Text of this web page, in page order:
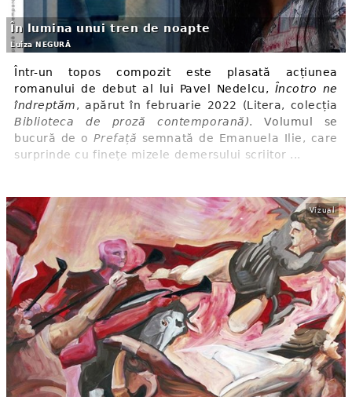
În lumina unui tren de noapte
Luiza NEGURĂ
Într-un topos compozit este plasată acțiunea
romanului de debut al lui Pavel Nedelcu, Încotro ne
îndreptăm, apărut în februarie 2022 (Litera, colecția
Biblioteca de proză contemporană). Volumul se
bucură de oPrefață semnată de Emanuela Ilie, care
surprinde cu finețe mizele demersului scriitor ...
Vizual